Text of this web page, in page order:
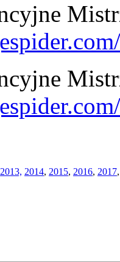
2013, 2014, 2015, 2016, 2017